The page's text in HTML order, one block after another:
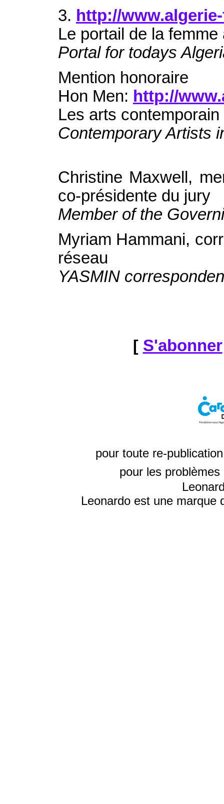
3. http://
Le portail de la femme
Portal for todays
Mention honoraire
Hon Men: http://
Les arts contemporain
Contemporary Artists
Christine Maxwell,
co-présidente du jury
Member of the
Myriam Hammani,
réseau
YASMIN
[ S'abonner
pour toute re-
pour les
Leonardo est une marque